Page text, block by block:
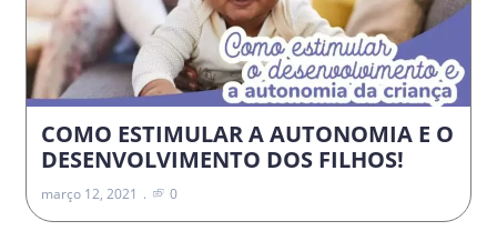
COMO ESTIMULAR A AUTONOMIA E O
DESENVOLVIMENTO DOS FILHOS!
março 12, 2021 0